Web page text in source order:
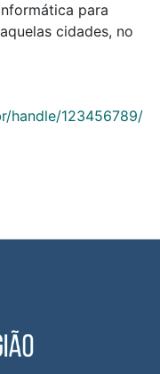
para
cidades, no
handle/123456789/